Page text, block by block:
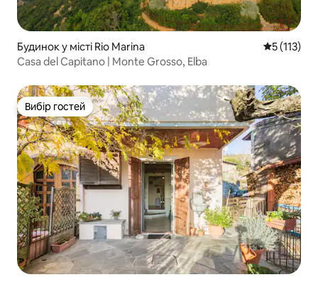
Будинок у місті Rio Marina Середня
5 (113)
Casa del Capitano | Monte Grosso, Elba
Вибір гостей
Вибір гостей